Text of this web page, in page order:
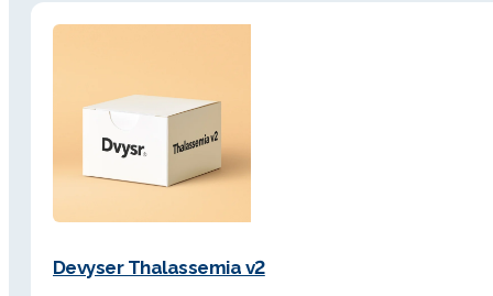
Devyser Thalassemia v2